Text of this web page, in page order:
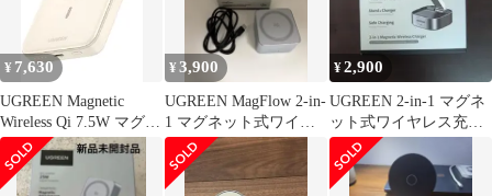
iPhone17/16/15/14/13/12
シリーズ、AirPods
3/2/Pro など USB Cポー
¥ 7,630
UGREEN Magnetic
Wireless Qi 7.5W マグネ
ット式ワイヤレス充電
対応 10000mAh 10N超
強力な吸着力 コンパク
¥3,900
UGREEN MagFlow 2-in-
1 マグネット式ワイヤ
レス充電器
¥2,900
UGREEN 2-in-1 マグネ
ット式ワイヤレス充電
器 WS26